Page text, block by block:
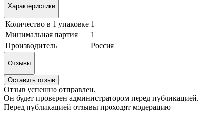
Характеристики
Количество в 1 упаковке 1
Минимальная партия
1
Производитель
Россия
Отзывы
Оставить отзыв
Отзыв успешно отправлен.
Он будет проверен администратором перед публикацией.
Перед публикацией отзывы проходят модерацию